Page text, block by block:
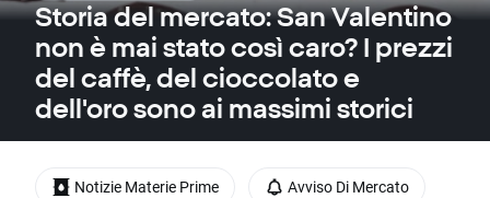
Storia del mercato: San Valentino
non è mai stato così caro? I prezzi
del caffè, del cioccolato e
dell'oro sono ai massimi storici
Notizie Materie Prime Avviso Di Mercato